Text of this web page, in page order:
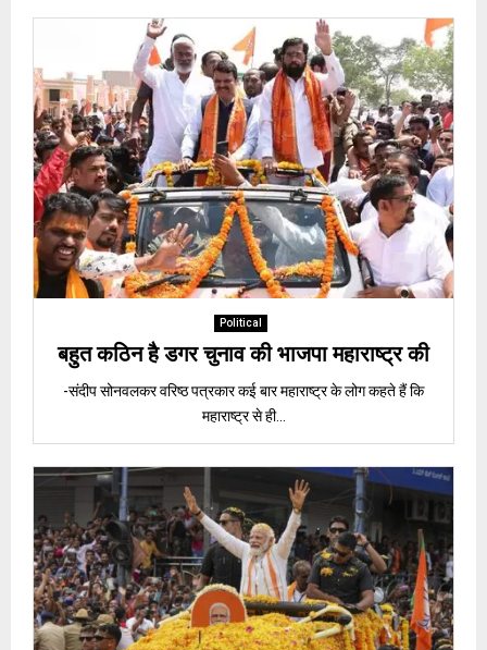
Political
बहुत कठिन है डगर चुनाव की भाजपा महाराष्ट्र की
-संदीप सोनवलकर वरिष्ठ पत्रकार कई बार महाराष्ट्र के लोग कहते हैं कि
महाराष्ट्र से ही...